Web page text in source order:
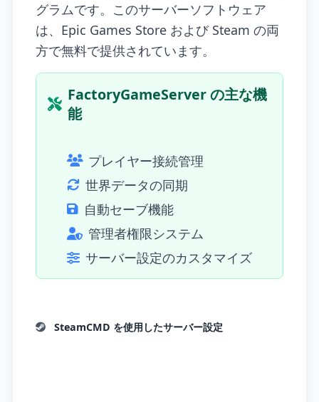
グラムです。このサーバーソフトウェア
は、Epic Games Store および Steam の両
方で無料で提供されています。
FactoryGameServer の主な機
能
プレイヤー接続管理
世界データの同期
自動セーブ機能
管理者権限システム
サーバー設定のカスタマイズ
SteamCMD を使用したサーバー設定